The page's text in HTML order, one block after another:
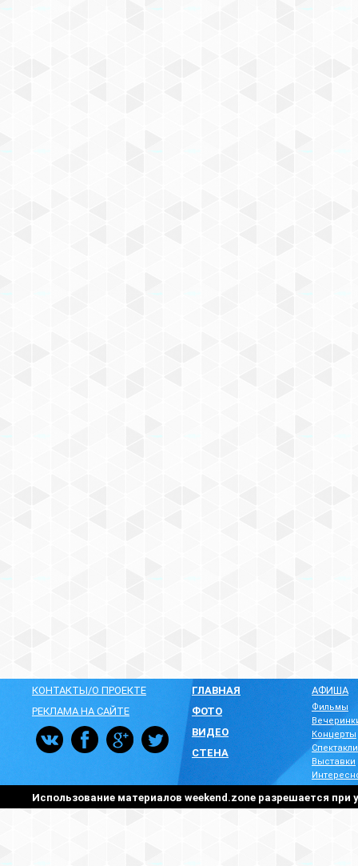
КОНТАКТЫ/О ПРОЕКТЕ
РЕКЛАМА НА САЙТЕ
ГЛАВНАЯ
ФОТО
ВИДЕО
СТЕНА
АФИША
Фильмы
Концерты
Спектакли
Выставки
Использование материалов weekend.zone разрешается